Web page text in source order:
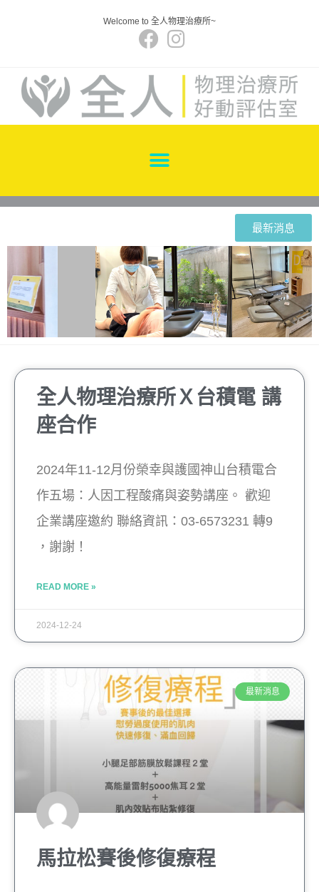
Welcome to 全人物理治療所~
最新消息
全人物理治療所Ｘ台積電 講
座合作
2024年11-12月份榮幸與護國神山台積電合
作五場：人因工程酸痛與姿勢講座。 歡迎
企業講座邀約 聯絡資訊：03-6573231 轉9
，謝謝！
READ MORE »
2024-12-24
最新消息
馬拉松賽後修復療程